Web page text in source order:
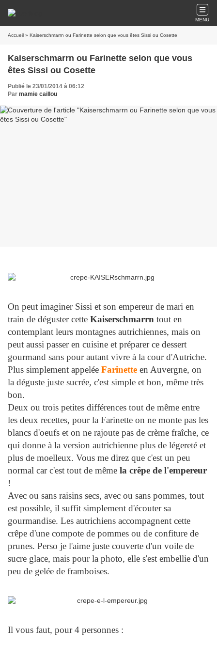
MENU
Accueil » Kaiserschmarrn ou Farinette selon que vous êtes Sissi ou Cosette
Kaiserschmarrn ou Farinette selon que vous
êtes Sissi ou Cosette
Publié le 23/01/2014 à 06:12
Par mamie caillou
On peut imaginer Sissi et son empereur de mari en
train de déguster cette Kaiserschmarrn tout en
contemplant leurs montagnes autrichiennes, mais on
peut aussi passer en cuisine et préparer ce dessert
gourmand sans pour autant vivre à la cour d'Autriche.
Plus simplement appelée Farinette en Auvergne, on
la déguste juste sucrée, c'est simple et bon, même très
bon.
Deux ou trois petites différences tout de même entre
les deux recettes, pour la Farinette on ne monte pas les
blancs d'oeufs et on ne rajoute pas de crème fraîche, ce
qui donne à la version autrichienne plus de légereté et
plus de moelleux. Vous me direz que c'est un peu
normal car c'est tout de même la crêpe de l'empereur
!
Avec ou sans raisins secs, avec ou sans pommes, tout
est possible, il suffit simplement d'écouter sa
gourmandise. Les autrichiens accompagnent cette
crêpe d'une compote de pommes ou de confiture de
prunes. Perso je l'aime juste couverte d'un voile de
sucre glace, mais pour la photo, elle s'est embellie d'un
peu de gelée de framboises.
Il vous faut, pour 4 personnes :